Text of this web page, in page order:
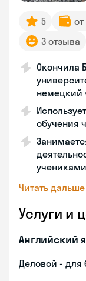
5
3 отзыва
Окончила
немецкий
обучения
учениками
Читать дальше
Услуги и
Английский
Деловой - для